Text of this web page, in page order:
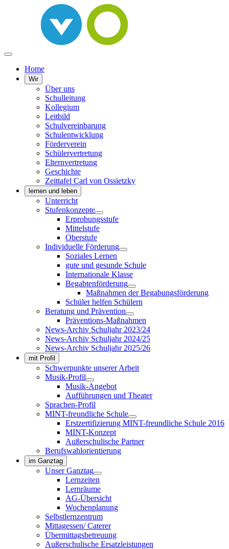
Home
Wir
Über uns
Schulleitung
Kollegium
Leitbild
Schulvereinbarung
Schulentwicklung
Förderverein
Schülervertretung
Elternvertretung
Geschichte
Zeittafel Carl von Ossietzky
lernen und leben
Unterricht
Stufenkonzepte
Erprobungsstufe
Mittelstufe
Oberstufe
Individuelle Förderung
Soziales Lernen
gute und gesunde Schule
Internationale Klasse
Begabtenförderung
Maßnahmen der Begabungsförderung
Schüler helfen Schülern
Beratung und Prävention
Präventions-Maßnahmen
News-Archiv Schuljahr 2023/24
News-Archiv Schuljahr 2024/25
News-Archiv Schuljahr 2025/26
mit Profil
Schwerpunkte unserer Arbeit
Musik-Profil
Musik-Angebot
Aufführungen und Theater
Sprachen-Profil
MINT-freundliche Schule
Erstzertifizierung MINT-freundliche Schule 2016
MINT-Konzept
Außerschulische Partner
Berufswahlorientierung
im Ganztag
Unser Ganztag
Lernzeiten
Lernräume
AG-Übersicht
Wochenplanung
Selbstlernzentrum
Mittagessen/ Caterer
Übermittagsbetreuung
Außerschulische Ersatzleistungen